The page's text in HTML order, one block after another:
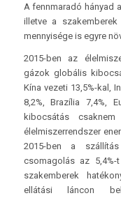
A fennmaradó hányad
illetve a
mennyisége is egyre
2015-ben az
gázok globális
Kína vezeti 13,5%-kal,
8,2%, Brazília 7,4%,
kibocsátás
élelmiszerrendszer
2015-ben a
csomagolás az
szakemberek
ellátási láncon